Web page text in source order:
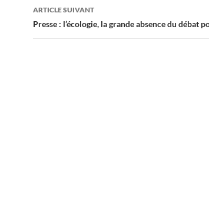
ARTICLE SUIVANT
Presse : l’écologie, la grande absence du débat